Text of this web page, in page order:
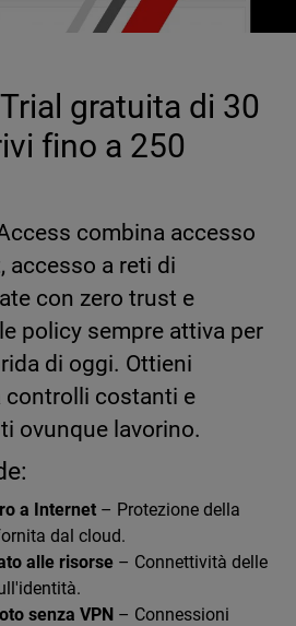
gratuita di 30
fino a 250
combina accesso
accesso a reti di
con zero trust e
policy sempre attiva per
di oggi. Ottieni
controlli costanti e
ovunque lavorino.
a Internet– Protezione della
dal cloud.
alle risorse– Connettività delle
senza VPN– Connessioni